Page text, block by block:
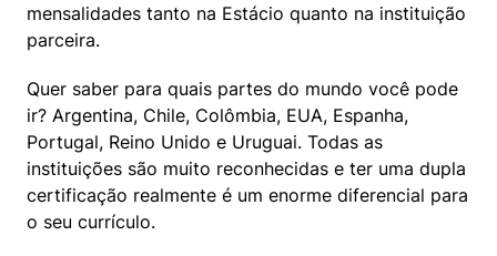
mensalidades tanto na Estácio quanto na instituição
parceira.
Quer saber para quais partes do mundo você pode
ir? Argentina, Chile, Colômbia, EUA, Espanha,
Portugal, Reino Unido e Uruguai. Todas as
instituições são muito reconhecidas e ter uma dupla
certificação realmente é um enorme diferencial para
o seu currículo.